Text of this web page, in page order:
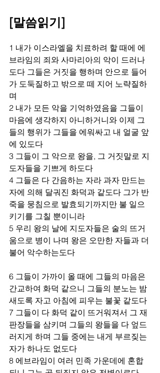
[말씀읽기]
1 내가 이스라엘을 치료하려 할 때에 에
브라임의 죄와 사마리아의 악이 드러나
도다 그들은 거짓을 행하며 안으로 들어
가 도둑질하고 밖으로 떼 지어 노략질하
며
2 내가 모든 악을 기억하였음을 그들이
마음에 생각하지 아니하거니와 이제 그
들의 행위가 그들을 에워싸고 내 얼굴 앞
에 있도다
3 그들이 그 악으로 왕을, 그 거짓말로 지
도자들을 기쁘게 하도다
4 그들은 다 간음하는 자라 과자 만드는
자에 의해 달궈진 화덕과 같도다 그가 반
죽을 뭉침으로 발효되기까지만 불 일으
키기를 그칠 뿐이니라
5 우리 왕의 날에 지도자들은 술의 뜨거
움으로 병이 나며 왕은 오만한 자들과 더
불어 악수하는도다
6 그들이 가까이 올 때에 그들의 마음은
간교하여 화덕 같으니 그들의 분노는 밤
새도록 자고 아침에 피우는 불꽃 같도다
7 그들이 다 화덕 같이 뜨거워져서 그 재
판장들을 삼키며 그들의 왕들을 다 엎드
러지게 하며 그들 중에는 내게 부르짖는
자가 하나도 없도다
8 에브라임이 여러 민족 가운데에 혼합